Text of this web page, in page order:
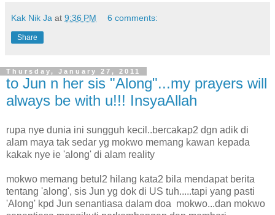
Kak Nik Ja at 9:36 PM 6 comments:
Share
Thursday, January 27, 2011
to Jun n her sis "Along"...my prayers will
always be with u!!! InsyaAllah
rupa nye dunia ini sungguh kecil..bercakap2 dgn adik di
alam maya tak sedar yg mokwo memang kawan kepada
kakak nye ie 'along' di alam reality
mokwo memang betul2 hilang kata2 bila mendapat berita
tentang 'along', sis Jun yg dok di US tuh.....tapi yang pasti
'Along' kpd Jun senantiasa dalam doa mokwo...dan mokwo